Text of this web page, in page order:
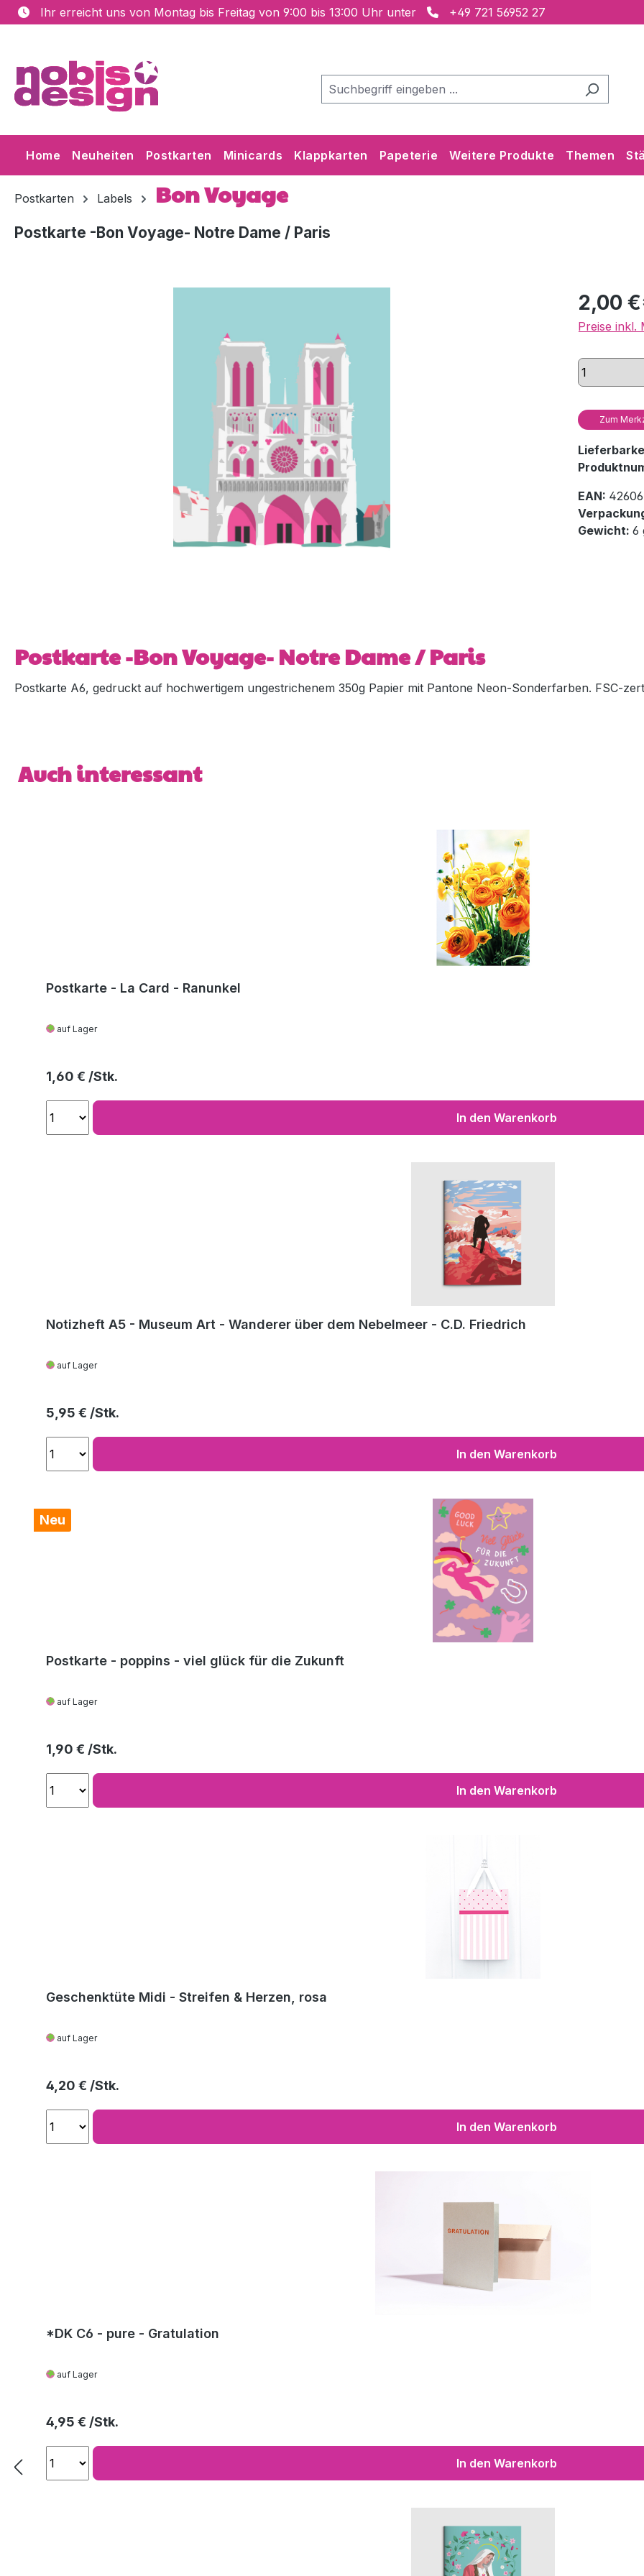
Hauptinhalt springen
Zur Suche springen
Zur Hauptnavigation springen
Ihr erreicht uns von Montag bis Freitag von 9:00 bis 13:00 Uhr unter +49 721 56952 27
Home Neuheiten Postkarten Minicards Klappkarten Papeterie Weitere Produkte Themen
Postkarten Labels Bon Voyage
Postkarte -Bon Voyage- Notre Dame / Paris
2,00
Preise inkl.
Zum
EAN:
Gewicht: 6
Postkarte -Bon Voyage- Notre Dame / Paris
Postkarte A6, gedruckt auf hochwertigem ungestrichenem 350g Papier mit Pantone Neon-Sonderfarben. FSC-
Produktgalerie überspringen
Auch interessant
Postkarte - La Card - Ranunkel
auf Lager
Regulärer Preis:
1,60 €
In den Warenkorb
Notizheft A5 - Museum Art - Wanderer über dem Nebelmeer - C.D. Friedrich
auf Lager
Regulärer Preis:
5,95 €
In den Warenkorb
Neu
Postkarte - poppins - viel glück für die Zukunft
auf Lager
Regulärer Preis:
1,90 €
In den Warenkorb
Geschenktüte Midi - Streifen & Herzen, rosa
auf Lager
Regulärer Preis:
4,20 €
In den Warenkorb
*DK C6 - pure - Gratulation
auf Lager
Regulärer Preis:
4,95 €
In den Warenkorb